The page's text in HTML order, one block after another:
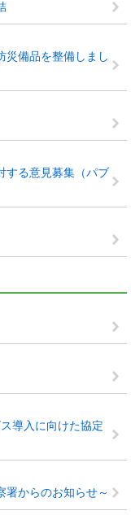
災備品を整備しまし
する意見募集（パブ
導入に向けた協定
からのお知らせ～